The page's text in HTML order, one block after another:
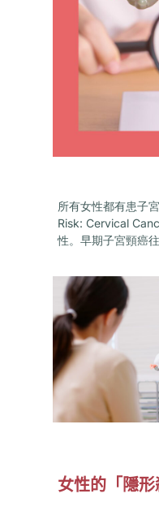
所有女性都有患子
Risk: Cervical
性。早期子宮頸癌
女性的「隱形